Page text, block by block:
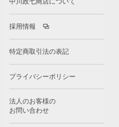
採用情報
特定商取引法の表記
プライバシーポリシー
法人のお客様の
お問い合わせ